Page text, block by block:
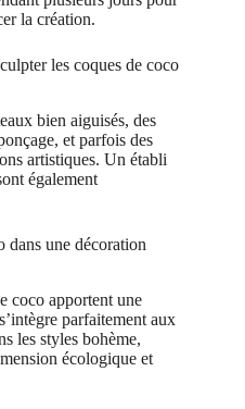
la création.
les coques de coco
bien aiguisés, des
et parfois des
artistiques. Un établi
également
dans une décoration
coco apportent une
parfaitement aux
les styles bohème,
écologique et